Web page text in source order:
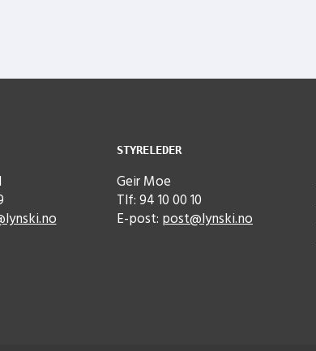
STYRELEDER
Geir Moe
Tlf: 94 10 00 10
E-post: post@lynski.no